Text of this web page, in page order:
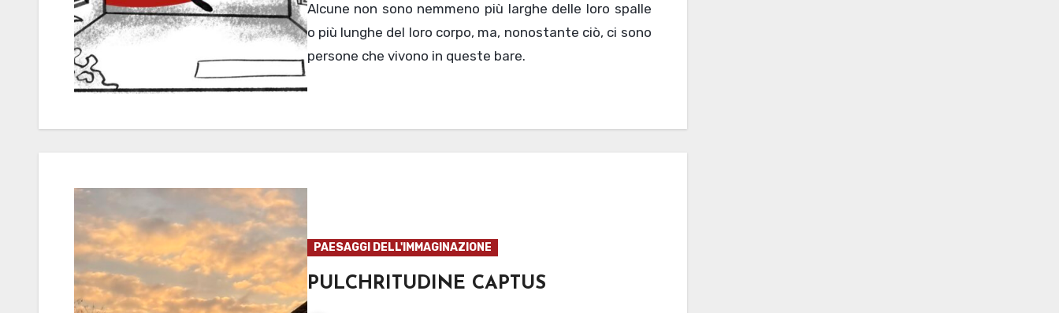
Alcune non sono nemmeno più larghe delle loro spalle
o più lunghe del loro corpo, ma, nonostante ciò, ci sono
persone che vivono in queste bare.
PAESAGGI DELL'IMMAGINAZIONE
PULCHRITUDINE CAPTUS